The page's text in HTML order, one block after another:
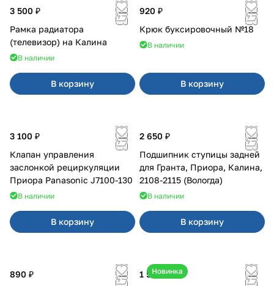
3 500 ₽
Рамка радиатора
(телевизор) на Калина
В наличии
В корзину
920 ₽
Крюк буксировочный №18
В наличии
В корзину
3 100 ₽
Клапан управления
заслонкой рециркуляции
Приора Panasonic J7100-130
В наличии
В корзину
2 650 ₽
Подшипник ступицы задней
для Гранта, Приора, Калина,
2108-2115 (Вологда)
В наличии
В корзину
890 ₽
Новинка
1 500 ₽